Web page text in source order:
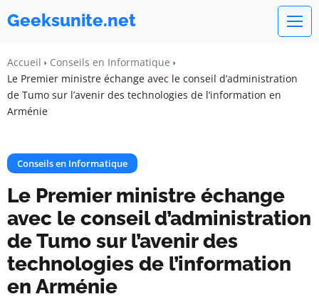
Geeksunite.net
Accueil
Conseils en Informatique
Le Premier ministre échange avec le conseil d’administration
de Tumo sur l’avenir des technologies de l’information en
Arménie
Conseils en Informatique
Le Premier ministre échange
avec le conseil d’administration
de Tumo sur l’avenir des
technologies de l’information
en Arménie